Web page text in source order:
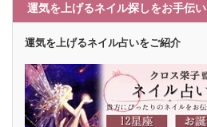
運気を上げるネイル探しをお手伝い
運気を上げるネイル占いをご紹介